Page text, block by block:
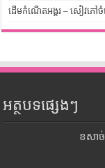
ដើមកំណើតអង្គរ – សៀវភៅ
អត្ថបទផ្សេងៗ
ខសាច់